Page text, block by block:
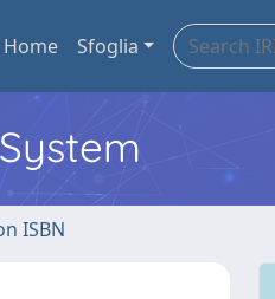
Home Sfoglia
ISBN